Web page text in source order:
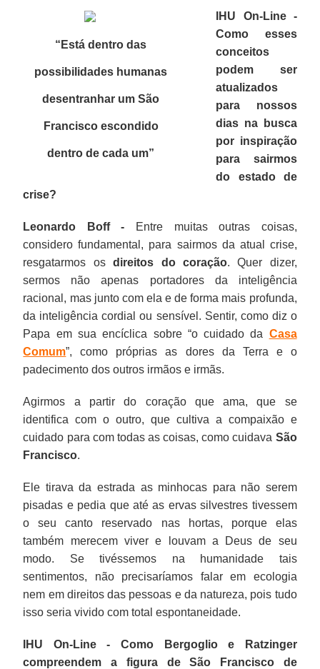
“Está dentro das
possibilidades humanas
desentranhar um São
Francisco escondido
dentro de cada um”
IHU On-Line -
Como esses
conceitos
podem ser
atualizados
para nossos
dias na busca
por inspiração
para sairmos
do estado de
crise?
Leonardo Boff - Entre muitas outras coisas,
considero fundamental, para sairmos da atual crise,
resgatarmos osdireitos do coração. Quer dizer,
sermos não apenas portadores da inteligência
racional, mas junto com ela e de forma mais profunda,
da inteligência cordial ou sensível. Sentir, como diz o
Papa em sua encíclica sobre “o cuidado da Casa
Comum”, como próprias as dores da Terra e o
padecimento dos outros irmãos e irmãs.
Agirmos a partir do coração que ama, que se
identifica com o outro, que cultiva a compaixão e
cuidado para com todas as coisas, como cuidava São
Francisco.
Ele tirava da estrada as minhocas para não serem
pisadas e pedia que até as ervas silvestres tivessem
o seu canto reservado nas hortas, porque elas
também merecem viver e louvam a Deus de seu
modo. Se tivéssemos na humanidade tais
sentimentos, não precisaríamos falar em ecologia
nem em direitos das pessoas e da natureza, pois tudo
isso seria vivido com total espontaneidade.
IHU On-Line - Como Bergoglio e Ratzinger
compreendem a figura de São Francisco de